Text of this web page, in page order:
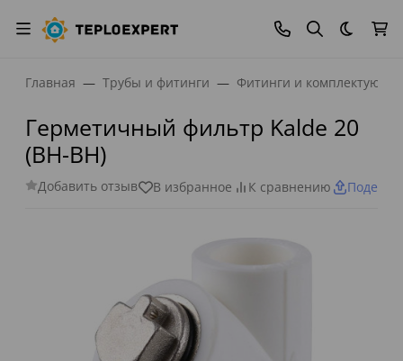
Темная
Главная Трубы и фитинги Фитинги и
Герметичный фильтр Kalde 20
(ВН-ВН)
Добавить отзыв В избранное К сравнению